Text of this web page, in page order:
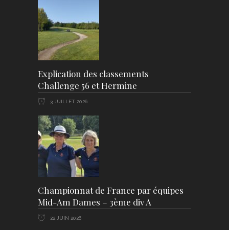
Explication des classements
Challenge 56 et Hermine
3 JUILLET 2026
Championnat de France par équipes
Mid-Am Dames – 3ème div A
22 JUIN 2026